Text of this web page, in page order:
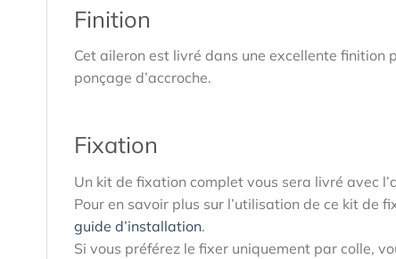
Finition
Cet aileron est livré dans une excellente
ponçage d’accroche.
Fixation
Un kit de fixation complet vous sera livré avec
Pour en savoir plus sur l’utilisation de ce kit de
guide d’installation.
Si vous préférez le fixer uniquement par colle,